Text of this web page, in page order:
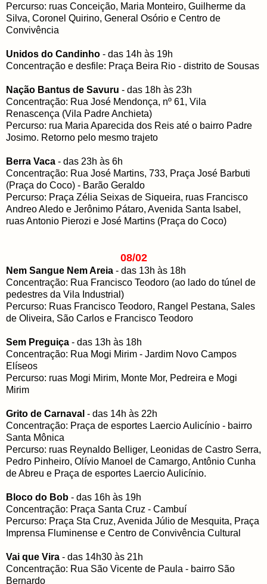
Percurso: ruas Conceição, Maria Monteiro, Guilherme da
Silva, Coronel Quirino, General Osório e Centro de
Convivência
Unidos do Candinho - das 14h às 19h
Concentração e desfile: Praça Beira Rio - distrito de Sousas
Nação Bantus de Savuru - das 18h às 23h
Concentração: Rua José Mendonça, nº 61, Vila
Renascença (Vila Padre Anchieta)
Percurso: rua Maria Aparecida dos Reis até o bairro Padre
Josimo. Retorno pelo mesmo trajeto
Berra Vaca - das 23h às 6h
Concentração: Rua José Martins, 733, Praça José Barbuti
(Praça do Coco) - Barão Geraldo
Percurso: Praça Zélia Seixas de Siqueira, ruas Francisco
Andreo Aledo e Jerônimo Pátaro, Avenida Santa Isabel,
ruas Antonio Pierozi e José Martins (Praça do Coco)
08/02
Nem Sangue Nem Areia - das 13h às 18h
Concentração: Rua Francisco Teodoro (ao lado do túnel de
pedestres da Vila Industrial)
Percurso: Ruas Francisco Teodoro, Rangel Pestana, Sales
de Oliveira, São Carlos e Francisco Teodoro
Sem Preguiça - das 13h às 18h
Concentração: Rua Mogi Mirim - Jardim Novo Campos
Elíseos
Percurso: ruas Mogi Mirim, Monte Mor, Pedreira e Mogi
Mirim
Grito de Carnaval - das 14h às 22h
Concentração: Praça de esportes Laercio Aulicínio - bairro
Santa Mônica
Percurso: ruas Reynaldo Belliger, Leonidas de Castro Serra,
Pedro Pinheiro, Olívio Manoel de Camargo, Antônio Cunha
de Abreu e Praça de esportes Laercio Aulicínio.
Bloco do Bob - das 16h às 19h
Concentração: Praça Santa Cruz - Cambuí
Percurso: Praça Sta Cruz, Avenida Júlio de Mesquita, Praça
Imprensa Fluminense e Centro de Convivência Cultural
Vai que Vira - das 14h30 às 21h
Concentração: Rua São Vicente de Paula - bairro São
Bernardo